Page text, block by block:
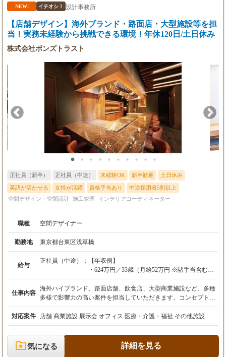
NEW! イチオシ！ 設計事務所
【店舗デザイン】海外ブランド・路面店・大型施設等を担
当！実務未経験から挑戦できる環境！年休120日/土日休み
株式会社ボンズトラスト
正社員（新卒） 正社員（中途） 未経験OK 新卒歓迎 土日休み
英語が活かせる 女性が活躍 資格手当あり
中途採用者5割以上
空間デザイン・空間設計 施工管理 インテリアコーディネーター
職種 空間デザイナー
勤務地 東京都台東区浅草橋
給与
正社員（中途）：
【年収例】
・624万円／33歳（月給52万円 ※諸手当含む）
・580万円／30歳（月給48万円 ※諸手当含む）
【給与】
経験1年未満の方（アシスタント/施工管理）
月給30万円～
想定年収360万円～
経験2年以上の方（デザイナー/施工管理）
月給35万円～
仕事内容
海外ハイブランド、路面店舗、飲食店、大型商業施設など、多種
多様で影響力の高い案件を担当していただきます。コンセプト立
案からお引き渡しまで、プロジェクト全体を一貫してお任せいた
します。 空間を創造するデザイナーとして、コンセプト立案から
引き渡しまで、プロジェクト全体を一貫してご担当いただきま
す。机上のデザインだけでなく、自ら描いた空間が現実になるま
での全工程に責任と裁量を持つ。それが私たちのデザイナーのス
タイルです。 案件は関東、関西だけでなく、日本全国で行ってお
対応案件 店舗 商業施設 展示会 オフィス 医療・介護・福祉 その他施設
気になる 詳細を見る